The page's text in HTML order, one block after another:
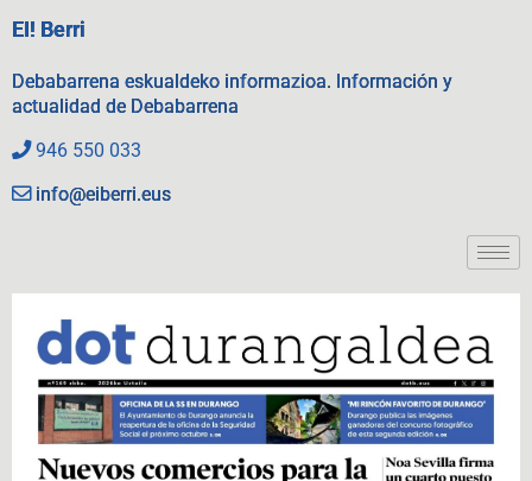
EI! Berri
Debabarrena eskualdeko informazioa. Información y
actualidad de Debabarrena
946 550 033
info@eiberri.eus